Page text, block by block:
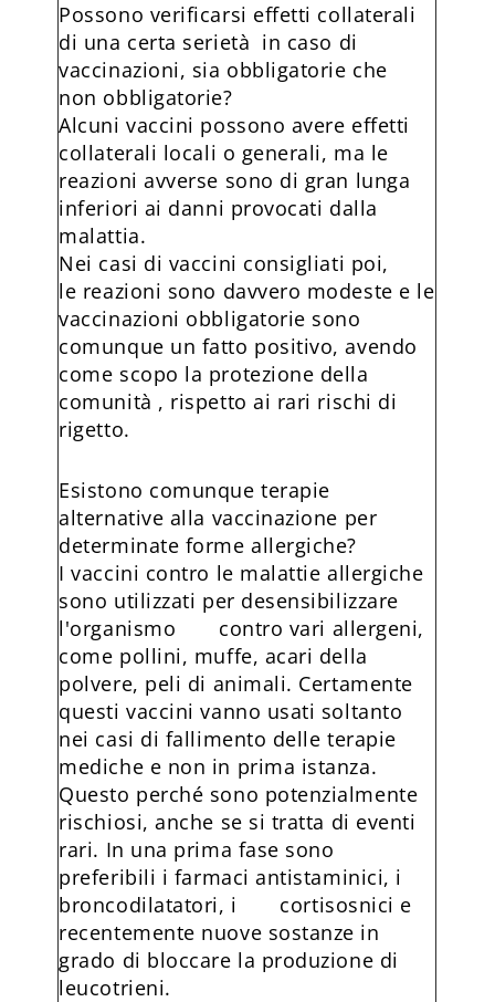
Possono verificarsi effetti collaterali
di una certa serietà in caso di
vaccinazioni, sia obbligatorie che
non obbligatorie?
Alcuni vaccini possono avere effetti
collaterali locali o generali, ma le
reazioni avverse sono di gran lunga
inferiori ai danni provocati dalla
malattia.
Nei casi di vaccini consigliati poi,
le reazioni sono davvero modeste e le
vaccinazioni obbligatorie sono
comunque un fatto positivo, avendo
come scopo la protezione della
comunità , rispetto ai rari rischi di
rigetto.
Esistono comunque terapie
alternative alla vaccinazione per
determinate forme allergiche?
I vaccini contro le malattie allergiche
sono utilizzati per desensibilizzare
l'organismo contro vari allergeni,
come pollini, muffe, acari della
polvere, peli di animali. Certamente
questi vaccini vanno usati soltanto
nei casi di fallimento delle terapie
mediche e non in prima istanza.
Questo perché sono potenzialmente
rischiosi, anche se si tratta di eventi
rari. In una prima fase sono
preferibili i farmaci antistaminici, i
broncodilatatori, i cortisosnici e
recentemente nuove sostanze in
grado di bloccare la produzione di
leucotrieni.